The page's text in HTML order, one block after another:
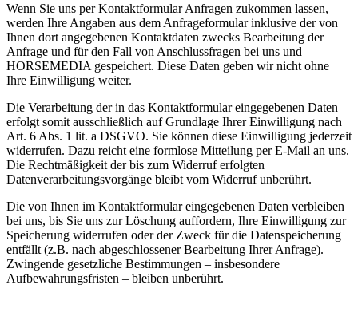
Wenn Sie uns per Kontaktformular Anfragen zukommen lassen,
werden Ihre Angaben aus dem Anfrageformular inklusive der von
Ihnen dort angegebenen Kontaktdaten zwecks Bearbeitung der
Anfrage und für den Fall von Anschlussfragen bei uns und
HORSEMEDIA gespeichert. Diese Daten geben wir nicht ohne
Ihre Einwilligung weiter.
Die Verarbeitung der in das Kontaktformular eingegebenen Daten
erfolgt somit ausschließlich auf Grundlage Ihrer Einwilligung nach
Art. 6 Abs. 1 lit. a DSGVO. Sie können diese Einwilligung jederzeit
widerrufen. Dazu reicht eine formlose Mitteilung per E-Mail an uns.
Die Rechtmäßigkeit der bis zum Widerruf erfolgten
Datenverarbeitungsvorgänge bleibt vom Widerruf unberührt.
Die von Ihnen im Kontaktformular eingegebenen Daten verbleiben
bei uns, bis Sie uns zur Löschung auffordern, Ihre Einwilligung zur
Speicherung widerrufen oder der Zweck für die Datenspeicherung
entfällt (z.B. nach abgeschlossener Bearbeitung Ihrer Anfrage).
Zwingende gesetzliche Bestimmungen – insbesondere
Aufbewahrungsfristen – bleiben unberührt.